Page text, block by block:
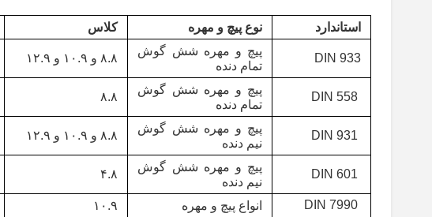
استاندارد نوع پیچ و مهره کلاس
DIN 933
پیچ و مهره شش گوش
تمام دنده
۸.۸ و ۱۰.۹ و ۱۲.۹
DIN 558
پیچ و مهره شش گوش
تمام دنده
۸.۸
DIN 931
پیچ و مهره شش گوش
نیم دنده
۸.۸ و ۱۰.۹ و ۱۲.۹
DIN 601
پیچ و مهره شش گوش
نیم دنده
۴.۸
DIN 7990 انواع پیچ و مهره ۱۰.۹